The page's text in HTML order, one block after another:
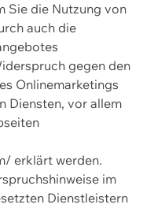
Sie die Nutzung von
auch die
gegen den
Onlinemarketings
Diensten, vor allem
erklärt werden.
im
Dienstleistern